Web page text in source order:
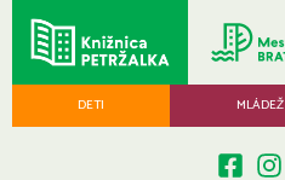
DETI MLÁDEŽ